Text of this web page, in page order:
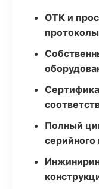
ОТК и
Полный
серийного